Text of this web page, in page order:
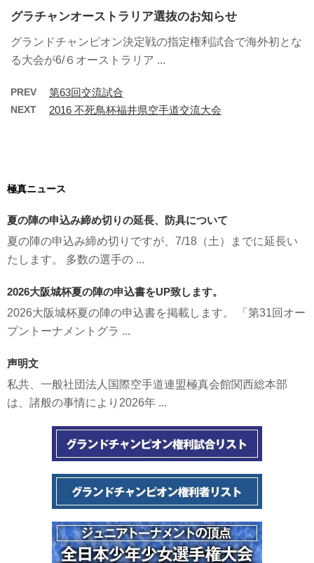
グラチャンオーストラリア選抜のお知らせ
グランドチャンピオン決定戦の指定権利試合で海外初とな
る大会が6/６オーストラリア ...
PREV 第63回交流試合
NEXT 2016 不死鳥杯福井県空手道交流大会
極真ニュース
夏の陣の申込み締め切りの延長、防具について
夏の陣の申込み締め切りですが、7/18（土）までに延長い
たします。 多数の選手の ...
2026大阪城杯夏の陣の申込書をUP致します。
2026大阪城杯夏の陣の申込書を掲載します。 「第31回オー
プントーナメントグラ ...
声明文
私共、一般社団法人国際空手道連盟極真会館関西総本部
は、諸般の事情により2026年 ...